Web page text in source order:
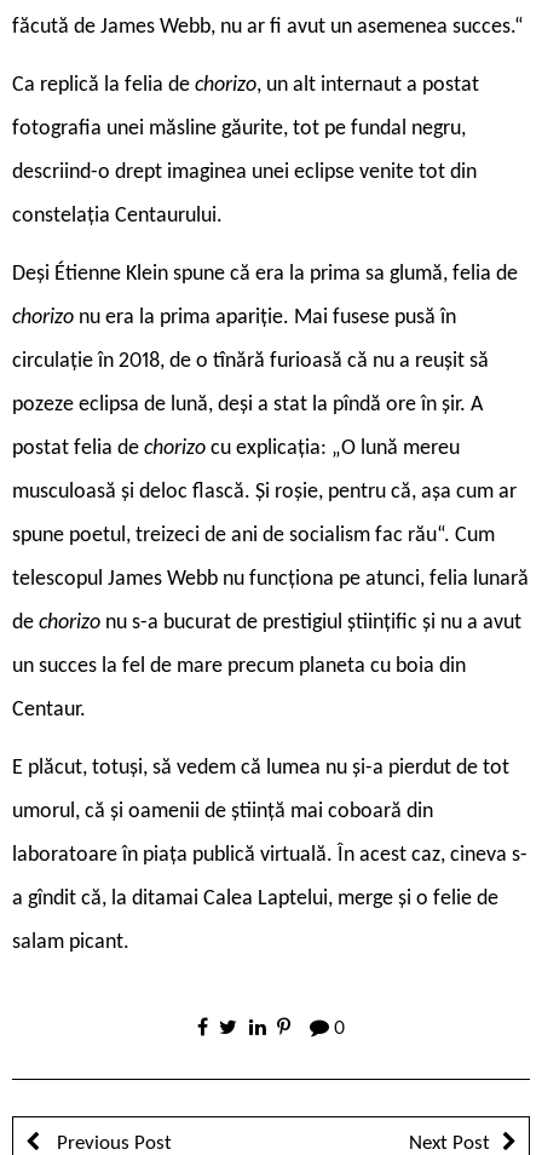
făcută de James Webb, nu ar fi avut un asemenea succes.“
Ca replică la felia de chorizo, un alt internaut a postat
fotografia unei măsline găurite, tot pe fundal negru,
descriind-o drept imaginea unei eclipse venite tot din
constelația Centaurului.
Deși Étienne Klein spune că era la prima sa glumă, felia de
chorizo nu era la prima apariție. Mai fusese pusă în
circulație în 2018, de o tînără furioasă că nu a reușit să
pozeze eclipsa de lună, deși a stat la pîndă ore în șir. A
postat felia de chorizo cu explicația: „O lună mereu
musculoasă și deloc flască. Și roșie, pentru că, așa cum ar
spune poetul, treizeci de ani de socialism fac rău“. Cum
telescopul James Webb nu funcționa pe atunci, felia lunară
de chorizo nu s-a bucurat de prestigiul științific și nu a avut
un succes la fel de mare precum planeta cu boia din
Centaur.
E plăcut, totuși, să vedem că lumea nu și-a pierdut de tot
umorul, că și oamenii de știință mai coboară din
laboratoare în piața publică virtuală. În acest caz, cineva s-
a gîndit că, la ditamai Calea Laptelui, merge și o felie de
salam picant.
0
Previous Post Next Post